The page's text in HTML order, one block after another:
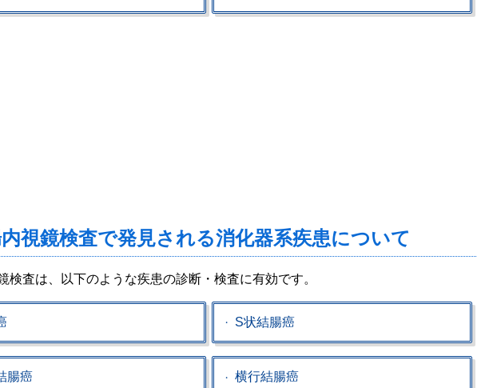
視鏡検査で発見される消化器系疾患について
検査は、以下のような疾患の診断・検査に有効です。
S状結腸癌
腸癌 横行結腸癌